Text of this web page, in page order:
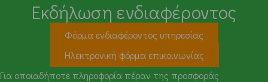
Εκδήλωση ενδιαφέροντος
Φόρμα ενδιαφέροντος υπηρεσίας
Ηλεκτρονική φόρμα επικοινωνίας
Για οποιαδήποτε πληροφορία πέραν της προσφοράς